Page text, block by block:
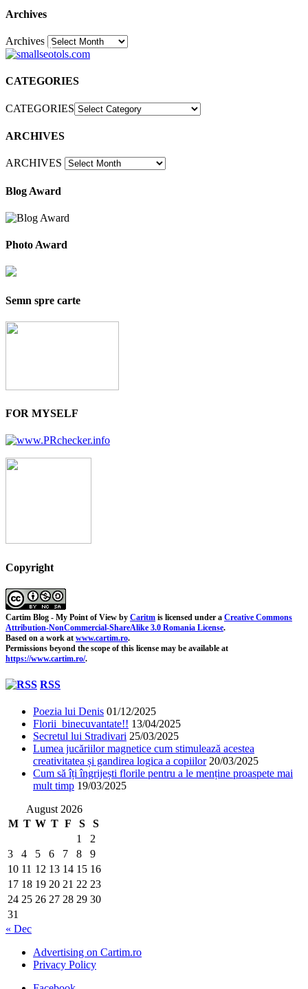
Archives
Archives30
CATEGORIES
CATEGORIES
ARCHIVES
ARCHIVES
Blog Award
Photo Award
Semn spre carte
FOR MYSELF
Copyright
Cartim Blog - My Point of View by Caritm is licensed under a Creative Commons
Attribution-NonCommercial-ShareAlike 3.0 Romania License.
Based on a work at www.cartim.ro.
Permissions beyond the scope of this license may be available at
https://www.cartim.ro/.
RSS
Poezia lui Denis 01/12/2025
Florii binecuvantate!! 13/04/2025
Secretul lui Stradivari 25/03/2025
Lumea jucăriilor magnetice cum stimulează acestea
creativitatea și gandirea logica a copiilor 20/03/2025
Cum să îți îngrijești florile pentru a le menține proaspete mai
mult timp 19/03/2025
August 2026
M T W T F S
S
1
2
3
4 5 6 7 8
9
10 11 12 13 14 15 16
17 18 19 20 21 22 23
24 25 26 27 28 29 30
31
« Dec
Advertising on Cartim.ro
Privacy Policy